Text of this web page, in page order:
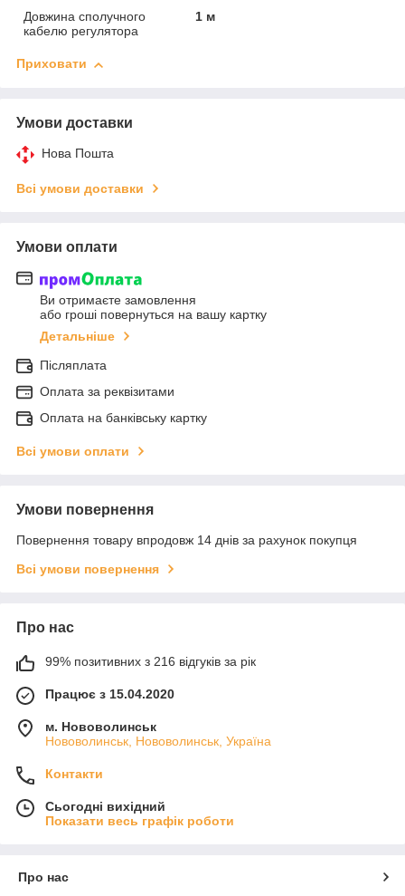
Довжина сполучного
кабелю регулятора
1 м
Приховати
Умови доставки
Нова Пошта
Всі умови доставки
Умови оплати
Ви отримаєте замовлення
або гроші повернуться на вашу картку
Детальніше
Післяплата
Оплата за реквізитами
Оплата на банківську картку
Всі умови оплати
Умови повернення
Повернення товару впродовж 14 днів за рахунок покупця
Всі умови повернення
Про нас
99% позитивних з 216 відгуків за рік
Працює з 15.04.2020
м. Нововолинськ
Нововолинськ, Нововолинськ, Україна
Контакти
Сьогодні вихідний
Показати весь графік роботи
Про нас